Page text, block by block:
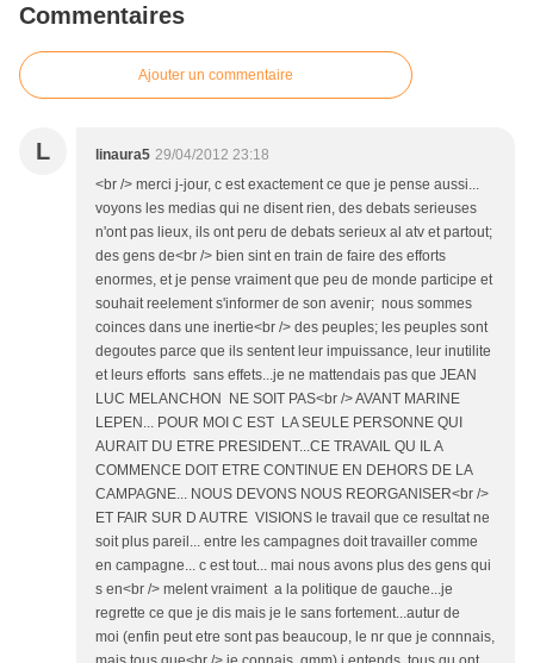
Commentaires
Ajouter un commentaire
L linaura5 29/04/2012 23:18
<br /> merci j-jour, c est exactement ce que je pense aussi...
voyons les medias qui ne disent rien, des debats serieuses
n'ont pas lieux, ils ont peru de debats serieux al atv et partout;
des gens de<br /> bien sint en train de faire des efforts
enormes, et je pense vraiment que peu de monde participe et
souhait reelement s'informer de son avenir; nous sommes
coinces dans une inertie<br /> des peuples; les peuples sont
degoutes parce que ils sentent leur impuissance, leur inutilite
et leurs efforts sans effets...je ne mattendais pas que JEAN
LUC MELANCHON NE SOIT PAS<br /> AVANT MARINE
LEPEN... POUR MOI C EST LA SEULE PERSONNE QUI
AURAIT DU ETRE PRESIDENT...CE TRAVAIL QU IL A
COMMENCE DOIT ETRE CONTINUE EN DEHORS DE LA
CAMPAGNE... NOUS DEVONS NOUS REORGANISER<br />
ET FAIR SUR D AUTRE VISIONS le travail que ce resultat ne
soit plus pareil... entre les campagnes doit travailler comme
en campagne... c est tout... mai nous avons plus des gens qui
s en<br /> melent vraiment a la politique de gauche...je
regrette ce que je dis mais je le sans fortement...autur de
moi (enfin peut etre sont pas beaucoup, le nr que je connnais,